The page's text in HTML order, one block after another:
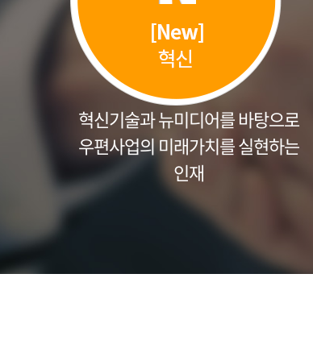
혁신기술과 뉴미디어를 바탕으로
우편사업의 미래가치를 실현하는
인재